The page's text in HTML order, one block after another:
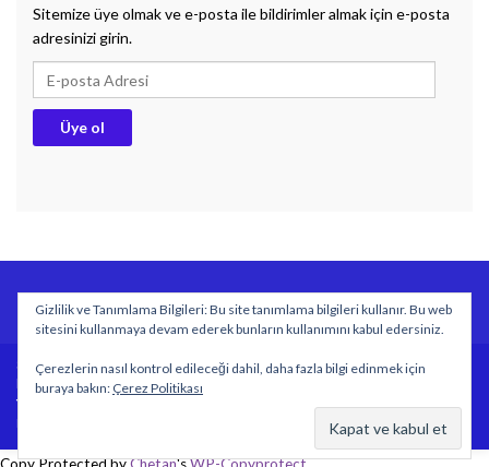
Sitemize üye olmak ve e-posta ile bildirimler almak için e-posta
adresinizi girin.
E-posta Adresi
Üye ol
BİYOLOJİ DERS NOTLARI DOKUMAN
SÖZLÜK
Gizlilik politikası
Sitemizde yayımlanan özgün içeriklerin tüm hakları
https://www.biyolojidersim.com sitesine aittir.
Yazılar kaynak gösterilmeden kopyalanamaz ve yayımlanamaz.
Gizlilik ve Tanımlama Bilgileri: Bu site tanımlama bilgileri kullanır. Bu web
sitesini kullanmaya devam ederek bunların kullanımını kabul edersiniz.
Çerezlerin nasıl kontrol edileceği dahil, daha fazla bilgi edinmek için
buraya bakın: Çerez Politikası